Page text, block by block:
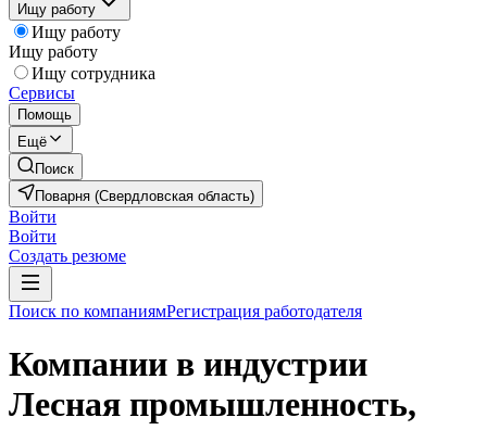
Ищу работу
Ищу работу
Ищу работу
Ищу сотрудника
Сервисы
Помощь
Ещё
Поиск
Поварня (Свердловская область)
Войти
Войти
Создать резюме
Поиск по компаниямРегистрация работодателя
Компании в индустрии
Лесная промышленность,